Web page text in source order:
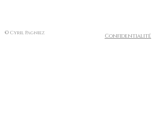
© Cyril Pagniez Confidentialité